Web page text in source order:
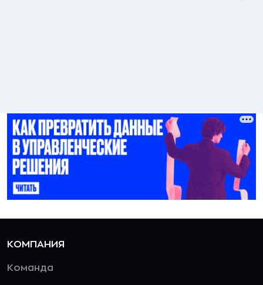
КОМПАНИЯ
Команда